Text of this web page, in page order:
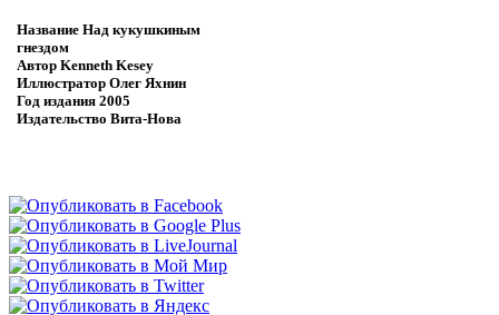
Название Над кукушкиным
гнездом
Автор Kenneth Kesey
Иллюстратор Олег Яхнин
Год издания 2005
Издательство Вита-Нова